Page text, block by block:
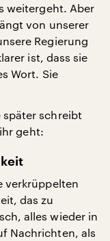
weitergeht. Aber
von unserer
Regierung
ist, dass sie
Wort. Sie
später schreibt
geht:
verkrüppelten
das zu
alles wieder in
Nachrichten, als